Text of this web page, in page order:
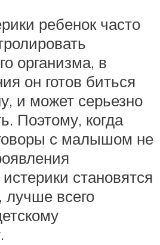
ребенок часто
организма, в
он готов биться
и может серьезно
Поэтому, когда
с малышом не
становятся
лучше всего